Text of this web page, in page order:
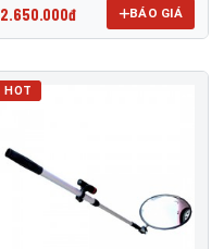
2.650.000đ BÁO GIÁ
HOT